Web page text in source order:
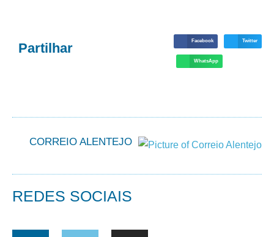
Partilhar Facebook Twitter
WhatsApp
CORREIO ALENTEJO
REDES SOCIAIS